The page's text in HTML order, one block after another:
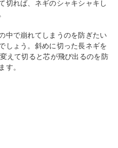
切れば、ネギのシャキシャキし
中で崩れてしまうのを防ぎたい
しょう。斜めに切った長ネギを
えて切ると芯が飛び出るのを防
す。